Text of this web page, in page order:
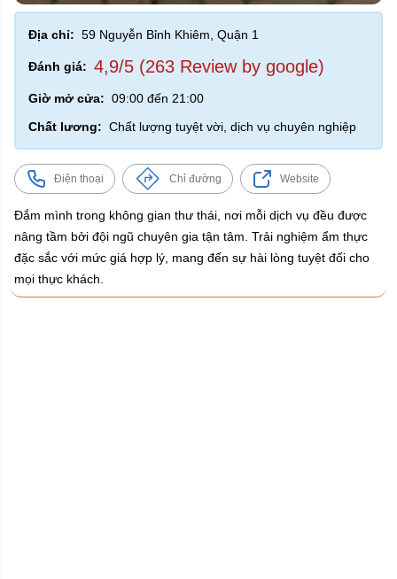
Địa chỉ: 59 Nguyễn Bỉnh Khiêm, Quận 1
Đánh giá: 4,9/5 (263 Review by google)
Giờ mở cửa: 09:00 đến 21:00
Chất lương: Chất lượng tuyệt vời, dịch vụ chuyên nghiệp
Điện thoại Chỉ đường Website
Đắm mình trong không gian thư thái, nơi mỗi dịch vụ đều được
nâng tầm bởi đội ngũ chuyên gia tận tâm. Trải nghiệm ẩm thực
đặc sắc với mức giá hợp lý, mang đến sự hài lòng tuyệt đối cho
mọi thực khách.